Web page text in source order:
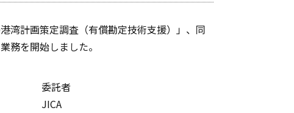
湾計画策定調査（有償勘定技術支援）」、同
務を開始しました。
委託者
JICA